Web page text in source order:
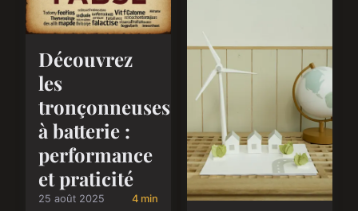
Découvrez
les
tronçonneuses
à batterie :
performance
et praticité
25 août 2025 4 min